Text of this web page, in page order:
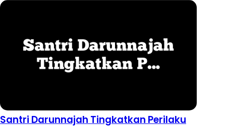
Santri Darunnajah Tingkatkan Perilaku